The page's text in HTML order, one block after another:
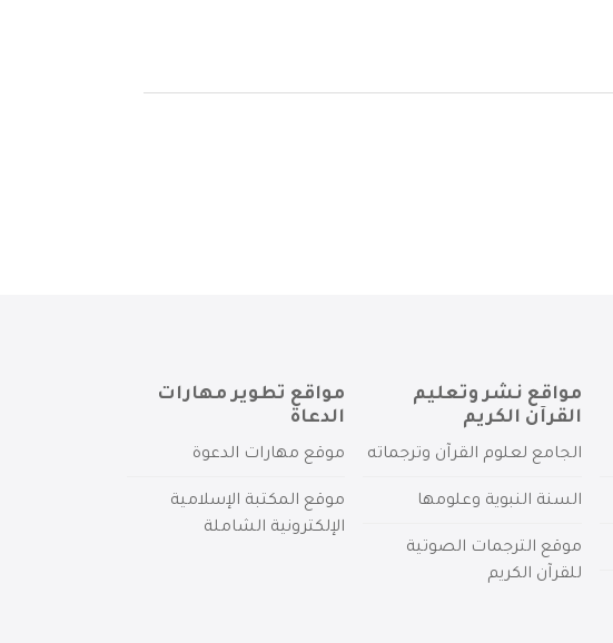
مواقع نشر وتعليم
القرآن الكريم
الجامع لعلوم القرآن وترجماته
السنة النبوية وعلومها
موقع الترجمات الصوتية
للقرآن الكريم
مواقع تطوير مهارات
الدعاة
موقع مهارات الدعوة
موقع المكتبة الإسلامية
الإلكترونية الشاملة